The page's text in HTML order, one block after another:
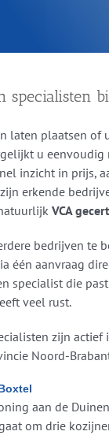
specialisten
laten plaatsen of
u
inzicht in prijs,
erkende
VCA
bedrijven te
één aanvraag
specialist die
veel rust.
zijn
Noord-
aan de
om drie